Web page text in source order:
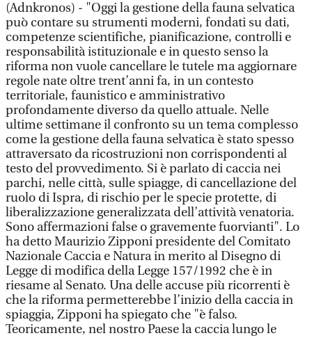
(Adnkronos) - "Oggi la gestione della fauna selvatica
può contare su strumenti moderni, fondati su dati,
competenze scientifiche, pianificazione, controlli e
responsabilità istituzionale e in questo senso la
riforma non vuole cancellare le tutele ma aggiornare
regole nate oltre trent’anni fa, in un contesto
territoriale, faunistico e amministrativo
profondamente diverso da quello attuale. Nelle
ultime settimane il confronto su un tema complesso
come la gestione della fauna selvatica è stato spesso
attraversato da ricostruzioni non corrispondenti al
testo del provvedimento. Si è parlato di caccia nei
parchi, nelle città, sulle spiagge, di cancellazione del
ruolo di Ispra, di rischio per le specie protette, di
liberalizzazione generalizzata dell’attività venatoria.
Sono affermazioni false o gravemente fuorvianti". Lo
ha detto Maurizio Zipponi presidente del Comitato
Nazionale Caccia e Natura in merito al Disegno di
Legge di modifica della Legge 157/1992 che è in
riesame al Senato. Una delle accuse più ricorrenti è
che la riforma permetterebbe l’inizio della caccia in
spiaggia, Zipponi ha spiegato che "è falso.
Teoricamente, nel nostro Paese la caccia lungo le